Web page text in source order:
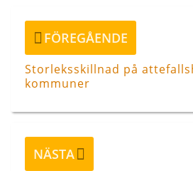
Föregående
inlägg
FÖREGÅENDE
Storleksskillnad på
kommuner
Nästa
inlägg
NÄSTA